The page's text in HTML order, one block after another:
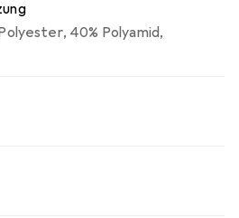
, 40% Polyamid,